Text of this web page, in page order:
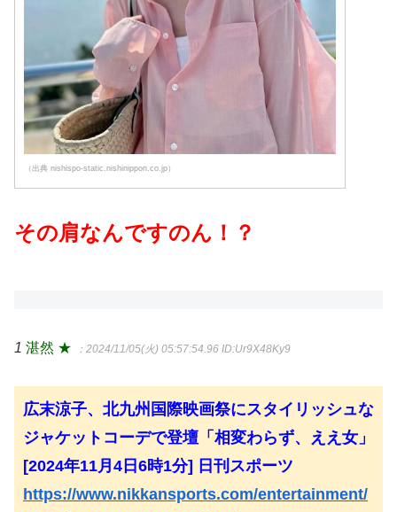
（出典 nishispo-static.nishinippon.co.jp）
その肩なんですのん！？
1 湛然 ★ ：2024/11/05(火) 05:57:54.96 ID:Ur9X48Ky9
広末涼子、北九州国際映画祭にスタイリッシュな
ジャケットコーデで登壇「相変わらず、ええ女」
[2024年11月4日6時1分] 日刊スポーツ
https://www.nikkansports.com/entertainment/